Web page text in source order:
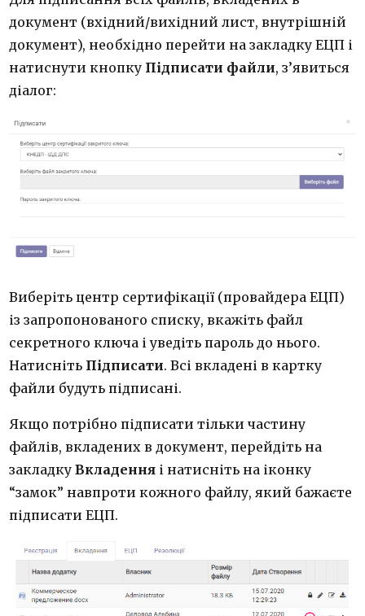
документ (вхідний/вихідний лист, внутрішній
документ), необхідно перейти на закладку ЕЦП і
натиснути кнопку Підписати файли, з’явиться
діалог:
Виберіть центр сертифікації (провайдера ЕЦП)
із запропонованого списку, вкажіть файл
секретного ключа і уведіть пароль до нього.
Натисніть Підписати. Всі вкладені в картку
файли будуть підписані.
Якщо потрібно підписати тільки частину
файлів, вкладених в документ, перейдіть на
закладкуВкладення і натисніть на іконку
“замок” навпроти кожного файлу, який бажаєте
підписати ЕЦП.